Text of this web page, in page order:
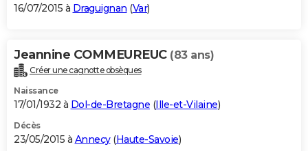
16/07/2015 à Draguignan (Var)
Jeannine COMMEUREUC (83 ans)
Créer une cagnotte obsèques
Naissance
17/01/1932 à Dol-de-Bretagne (Ille-et-Vilaine)
Décès
23/05/2015 à Annecy(Haute-Savoie)